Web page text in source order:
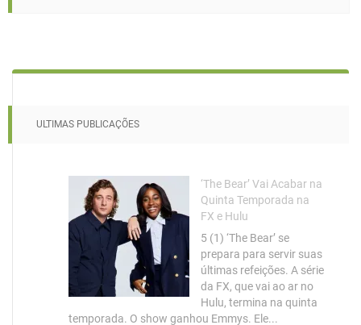
ULTIMAS PUBLICAÇÕES
‘The Bear’ Vai Acabar na
Quinta Temporada na
FX e Hulu
5 (1) ‘The Bear’ se
prepara para servir suas
últimas refeições. A série
da FX, que vai ao ar no
Hulu, termina na quinta
temporada. O show ganhou Emmys. Ele...